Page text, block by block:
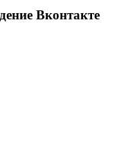
Вконтакте